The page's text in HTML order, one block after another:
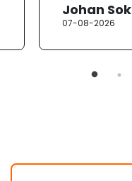
Johan Sok
07-08-2026